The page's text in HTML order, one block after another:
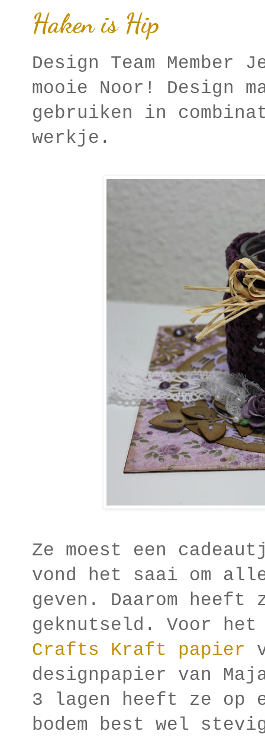
Haken is Hip
Design Team
mooie Noor! Design
gebruiken in
werkje.
Ze moest een
vond het saai om
geven. Daarom heeft
geknutseld. Voor
Crafts Kraft papier
designpapier van
3 lagen heeft ze op
bodem best wel